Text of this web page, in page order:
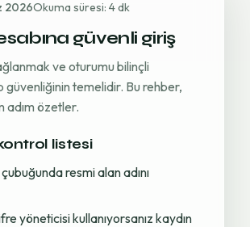
2026Okuma süresi: 4 dk
güvenli giriş
ve oturumu bilinçli
temelidir. Bu rehber,
adım özetler.
listesi
çubuğunda resmi alan adını
yöneticisi kullanıyorsanız kaydın